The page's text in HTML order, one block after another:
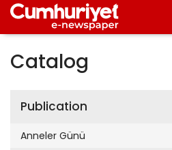
Catalog
Publication
Anneler Günü